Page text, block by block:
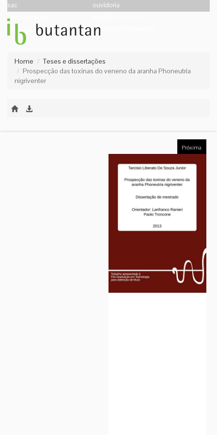
sac
ouvidoria
comunicação
localização
perguntas frequentes
Home
Teses e dissertações
Prospecção das toxinas do veneno da aranha Phoneutria
nigriventer
Próxima